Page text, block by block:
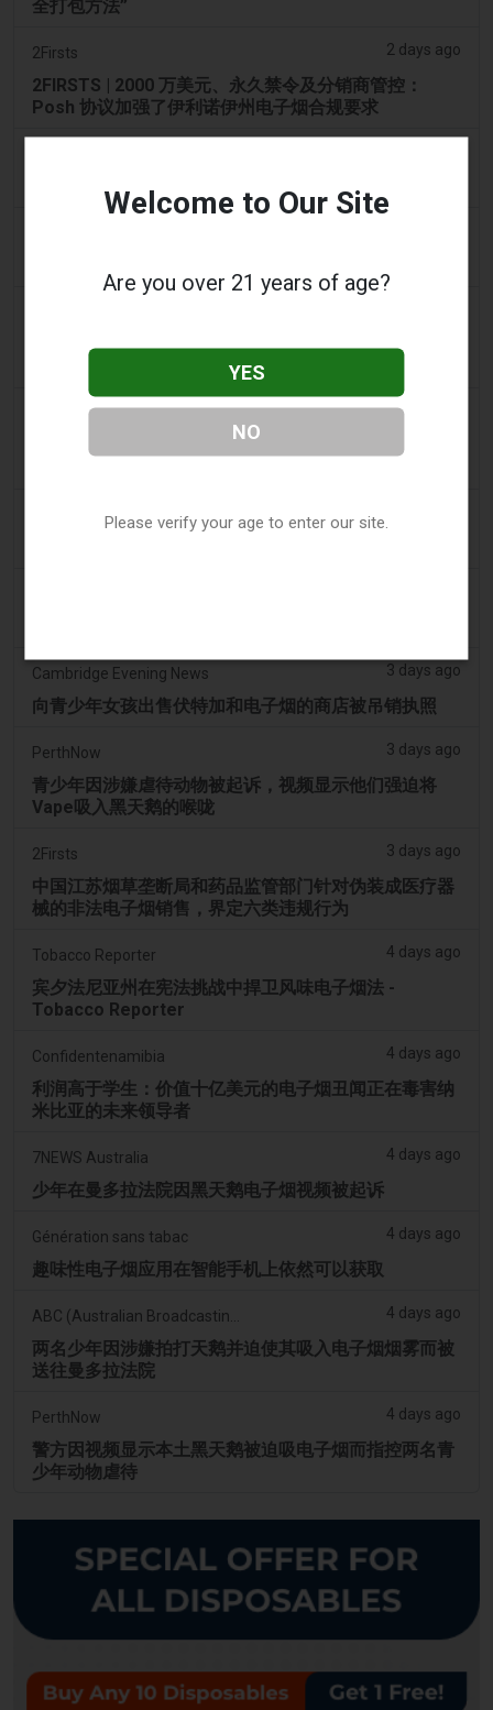
全打包方法”
2Firsts 2 days ago
2FIRSTS | 2000 万美元、永久禁令及分销商管控：
Posh 协议加强了伊利诺伊州电子烟合规要求
烟草法案：Dhlomo 呼吁采取危害减少方法
Vape Station 在阿联酋全境提供 Lost Mary 15,000 口
2 days ago
2FIRSTS | FDA 授权了另外四种尼古丁袋，审查试点已
Juno News
Cambridge Evening News 3 days ago
向青少年女孩出售伏特加和电子烟的商店被吊销执照
PerthNow 3 days ago
青少年因涉嫌虐待动物被起诉，视频显示他们强迫将
Vape吸入黑天鹅的喉咙
2Firsts 3 days ago
中国江苏烟草垄断局和药品监管部门针对伪装成医疗器
械的非法电子烟销售，界定六类违规行为
Tobacco Reporter 4 days ago
宾夕法尼亚州在宪法挑战中捍卫风味电子烟法 -
Tobacco Reporter
Confidentenamibia 4 days ago
利润高于学生：价值十亿美元的电子烟丑闻正在毒害纳
米比亚的未来领导者
7NEWS Australia 4 days ago
少年在曼多拉法院因黑天鹅电子烟视频被起诉
Génération sans tabac 4 days ago
趣味性电子烟应用在智能手机上依然可以获取
4 days ago
两名少年因涉嫌拍打天鹅并迫使其吸入电子烟烟雾而被
送往曼多拉法院
PerthNow 4 days ago
警方因视频显示本土黑天鹅被迫吸电子烟而指控两名青
少年动物虐待
Welcome to Our Site
Are you over 21 years of age?
YES
NO
Please verify your age to enter our site.